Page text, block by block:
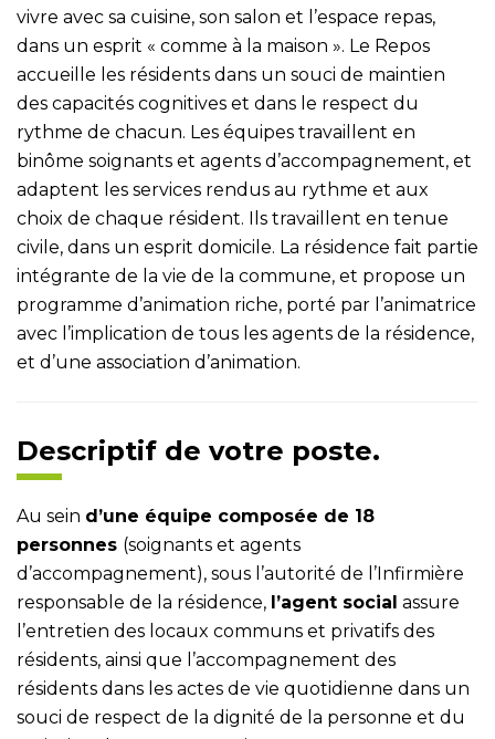
vivre avec sa cuisine, son salon et l’espace repas,
dans un esprit « comme à la maison ». Le Repos
accueille les résidents dans un souci de maintien
des capacités cognitives et dans le respect du
rythme de chacun. Les équipes travaillent en
binôme soignants et agents d’accompagnement, et
adaptent les services rendus au rythme et aux
choix de chaque résident. Ils travaillent en tenue
civile, dans un esprit domicile. La résidence fait partie
intégrante de la vie de la commune, et propose un
programme d’animation riche, porté par l’animatrice
avec l’implication de tous les agents de la résidence,
et d’une association d’animation.
Descriptif de votre poste.
Au sein d’une équipe composée de 18
personnes (soignants et agents
d’accompagnement), sous l’autorité de l’Infirmière
responsable de la résidence, l’agent social assure
l’entretien des locaux communs et privatifs des
résidents, ainsi que l’accompagnement des
résidents dans les actes de vie quotidienne dans un
souci de respect de la dignité de la personne et du